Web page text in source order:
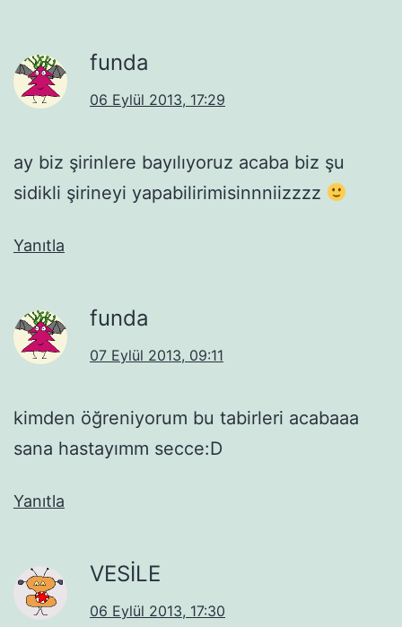
funda
06 Eylül 2013, 17:29
ay biz şirinlere bayılıyoruz acaba biz şu
sidikli şirineyi yapabilirimisinnniizzzz
Yanıtla
funda
07 Eylül 2013, 09:11
kimden öğreniyorum bu tabirleri acabaaa
sana hastayımm secce:D
Yanıtla
VESİLE
06 Eylül 2013, 17:30